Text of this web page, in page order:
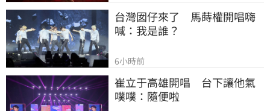
台灣囡仔來了　馬蒔權開唱嗨
喊：我是誰？
6小時前
崔立于高雄開唱　台下讓他氣
噗噗：隨便啦